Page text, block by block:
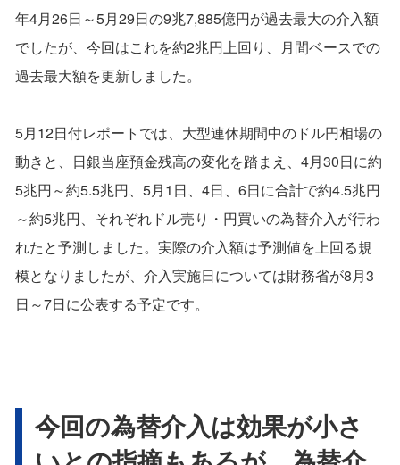
年4月26日～5月29日の9兆7,885億円が過去最大の介入額
でしたが、今回はこれを約2兆円上回り、月間ベースでの
過去最大額を更新しました。
5月12日付レポートでは、大型連休期間中のドル円相場の
動きと、日銀当座預金残高の変化を踏まえ、4月30日に約
5兆円～約5.5兆円、5月1日、4日、6日に合計で約4.5兆円
～約5兆円、それぞれドル売り・円買いの為替介入が行わ
れたと予測しました。実際の介入額は予測値を上回る規
模となりましたが、介入実施日については財務省が8月3
日～7日に公表する予定です。
今回の為替介入は効果が小さ